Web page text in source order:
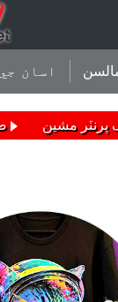
اسان
پرنٽر مشين